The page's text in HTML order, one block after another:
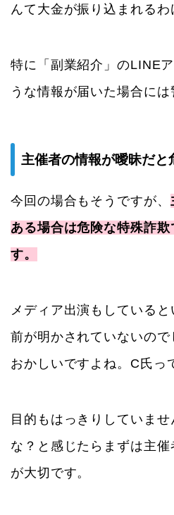
んて大金が振り込まれるわ
特に「副業紹介」のLINE
うな情報が届いた場合には
主催者の情報が曖昧だと
今回の場合もそうですが、
ある場合は危険な特殊詐
す。
メディア出演もしている
前が明かされていないの
おかしいですよね。C氏っ
目的もはっきりしていま
な？と感じたらまずは主催
が大切です。